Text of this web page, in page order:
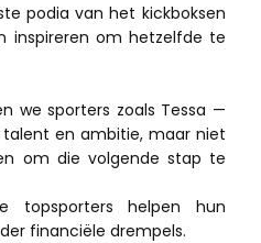
podia van het kickboksen
inspireren om hetzelfde te
we sporters zoals Tessa —
en ambitie, maar niet
om die volgende stap te
topsporters helpen hun
financiële drempels.